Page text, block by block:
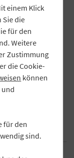
in
des englischen
in Ghana,
um 1890
einem Klick
Sie die
für den
Weitere
Zustimmung
die Cookie-
können
und
für den
sind.